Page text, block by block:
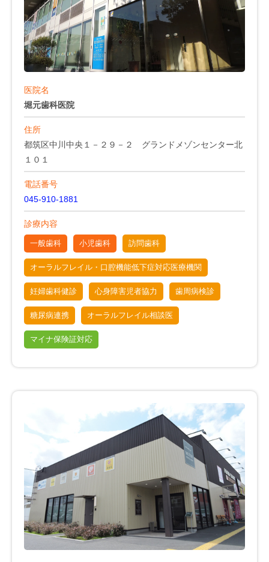
医院名
堀元歯科医院
住所
都筑区中川中央１－２９－２ グランドメゾンセンター北
１０１
電話番号
045-910-1881
診療内容
一般歯科 小児歯科 訪問歯科
オーラルフレイル・口腔機能低下症対応医療機関
妊婦歯科健診 心身障害児者協力 歯周病検診
糖尿病連携 オーラルフレイル相談医
マイナ保険証対応